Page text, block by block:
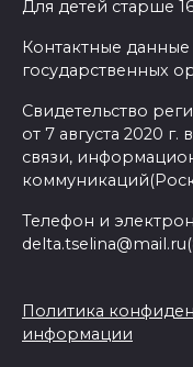
Для детей старше
Контактные
государственных
Свидетельство
от 7 августа 2020
связи,
Телефон и
Политика
информации